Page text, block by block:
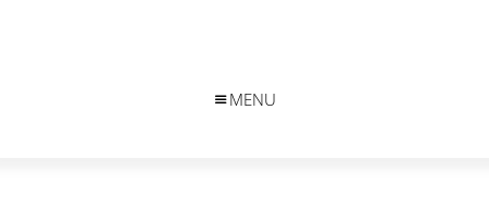
MENU